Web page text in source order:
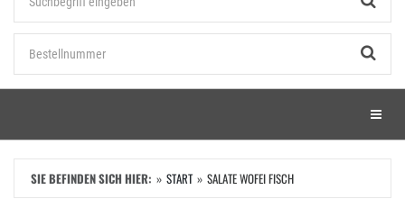
Menü
SIE BEFINDEN SICH HIER: START SALATE WOFEI FISCH